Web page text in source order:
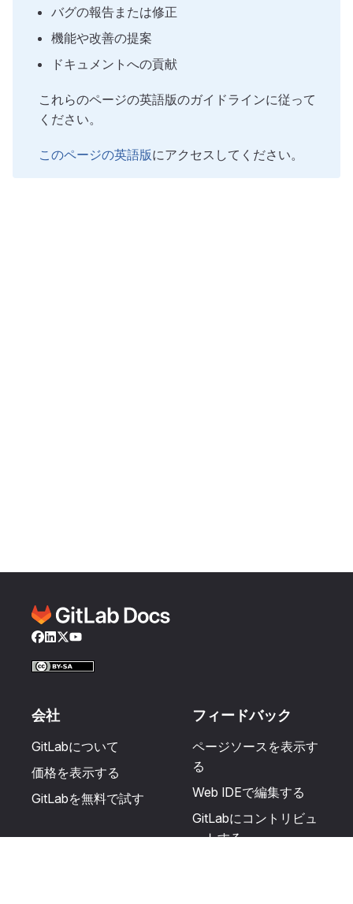
バグの報告または修正
機能や改善の提案
ドキュメントへの貢献
これらのページの英語版のガイドラインに従って
ください。
このページの英語版にアクセスしてください。
Facebook
LinkedIn
Twitter
YouTube
会社
GitLabについて
価格を表示する
GitLabを無料で試す
フィードバック
ページソースを表示す
る
Web IDEで編集する
GitLabにコントリビュ
ートする